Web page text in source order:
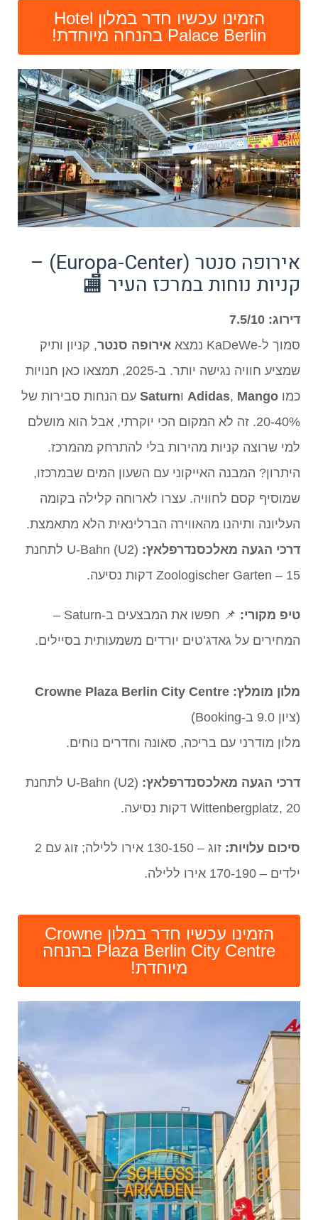
הזמינו עכשיו חדר במלון Hotel
Palace Berlin בהנחה מיוחדת!
אירופה סנטר (Europa-Center) –
קניות נוחות במרכז העיר 🏬
דירוג: 7.5/10
סמוך ל-KaDeWe נמצא
אירופה סנטר, קניון ותיק
שמציע חוויה נגישה יותר. ב-2025, תמצאו כאן חנויות
כמו
Adidas, Mango וSaturn עם הנחות סבירות של
20-40%. זה לא המקום הכי יוקרתי, אבל הוא מושלם
למי שרוצה קניות מהירות בלי להתרחק מהמרכז.
היתרון? המבנה האייקוני עם השעון המים שבמרכזו,
שמוסיף קסם לחוויה. עצרו לארוחה קלילה בקומה
העליונה ותיהנו מהאווירה הברלינאית הלא מתאמצת.
דרכי הגעה מאלכסנדרפלאץ:
U-Bahn (U2) לתחנת
Zoologischer Garten – 15 דקות נסיעה.
טיפ מקורי:
📌 חפשו את המבצעים ב-Saturn –
המחירים על גאדג’טים יורדים משמעותית בסיילים.
מלון מומלץ: Crowne Plaza Berlin City Centre
(ציון 9.0 ב-Booking)
מלון מודרני עם בריכה, סאונה וחדרים נוחים.
דרכי הגעה מאלכסנדרפלאץ:
U-Bahn (U2) לתחנת
Wittenbergplatz, 20 דקות נסיעה.
סיכום עלויות:
זוג – 130-150 אירו ללילה; זוג עם 2
ילדים – 170-190 אירו ללילה.
הזמינו עכשיו חדר במלון Crowne
Plaza Berlin City Centre בהנחה
מיוחדת!